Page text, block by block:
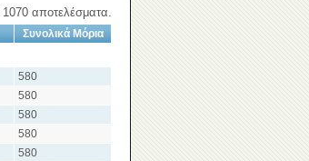
αποτελέσματα.
Συνολικά Μόρια
580
580
580
580
580